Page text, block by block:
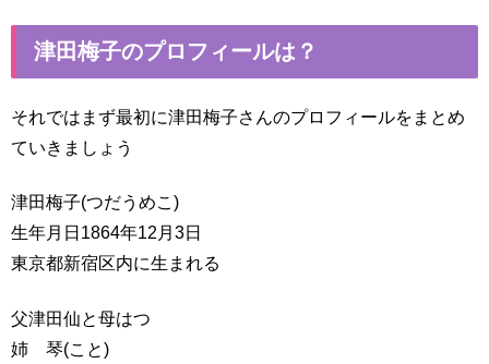
津田梅子のプロフィールは？
それではまず最初に津田梅子さんのプロフィールをまとめ
ていきましょう
津田梅子(つだうめこ)
生年月日1864年12月3日
東京都新宿区内に生まれる
父津田仙と母はつ
姉 琴(こと)